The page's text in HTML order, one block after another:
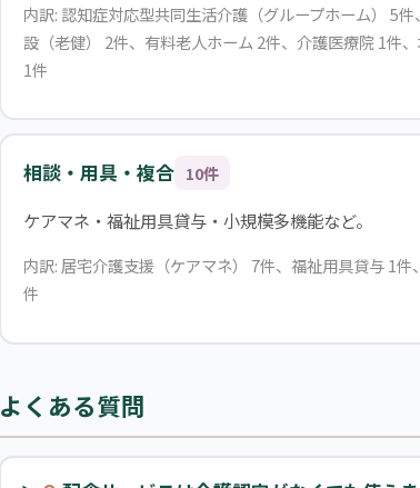
内訳: 認知症対応型共同生活介護（グループホーム） 5
設（老健） 2件、有料老人ホーム 2件、介護医療院 1件
1件
相談・用具・複合 10件
ケアマネ・福祉用具貸与・小規模多機能など。
内訳: 居宅介護支援（ケアマネ） 7件、福祉用具貸与 1
件
よくある質問